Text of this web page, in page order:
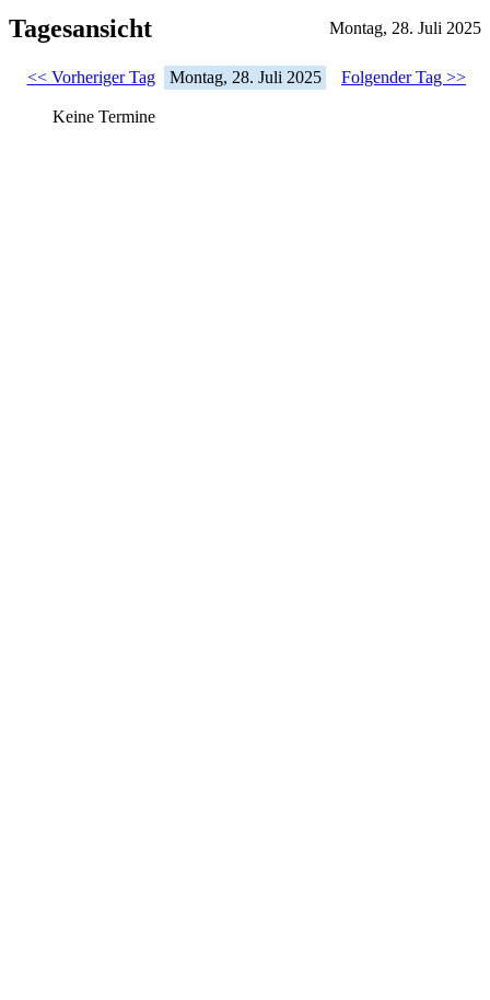
Tagesansicht Montag, 28. Juli 2025
<< Vorheriger Tag Montag, 28. Juli 2025 Folgender Tag >>
Keine Termine